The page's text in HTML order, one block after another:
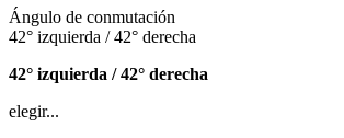
Ángulo de conmutación
42° izquierda / 42° derecha
42° izquierda / 42° derecha
elegir...